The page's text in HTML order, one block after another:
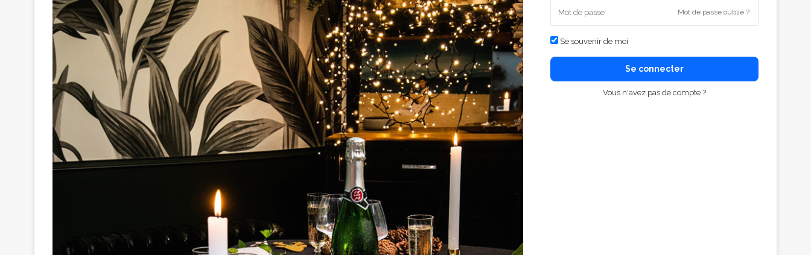
Mot de passe oublié ?
Se souvenir de moi
Se connecter
Vous n'avez pas de compte ?